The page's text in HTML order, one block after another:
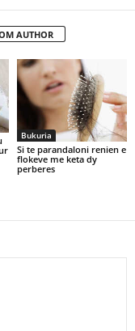
AUTHOR
Bukuria
Si te parandaloni renien e
flokeve me keta dy
perberes